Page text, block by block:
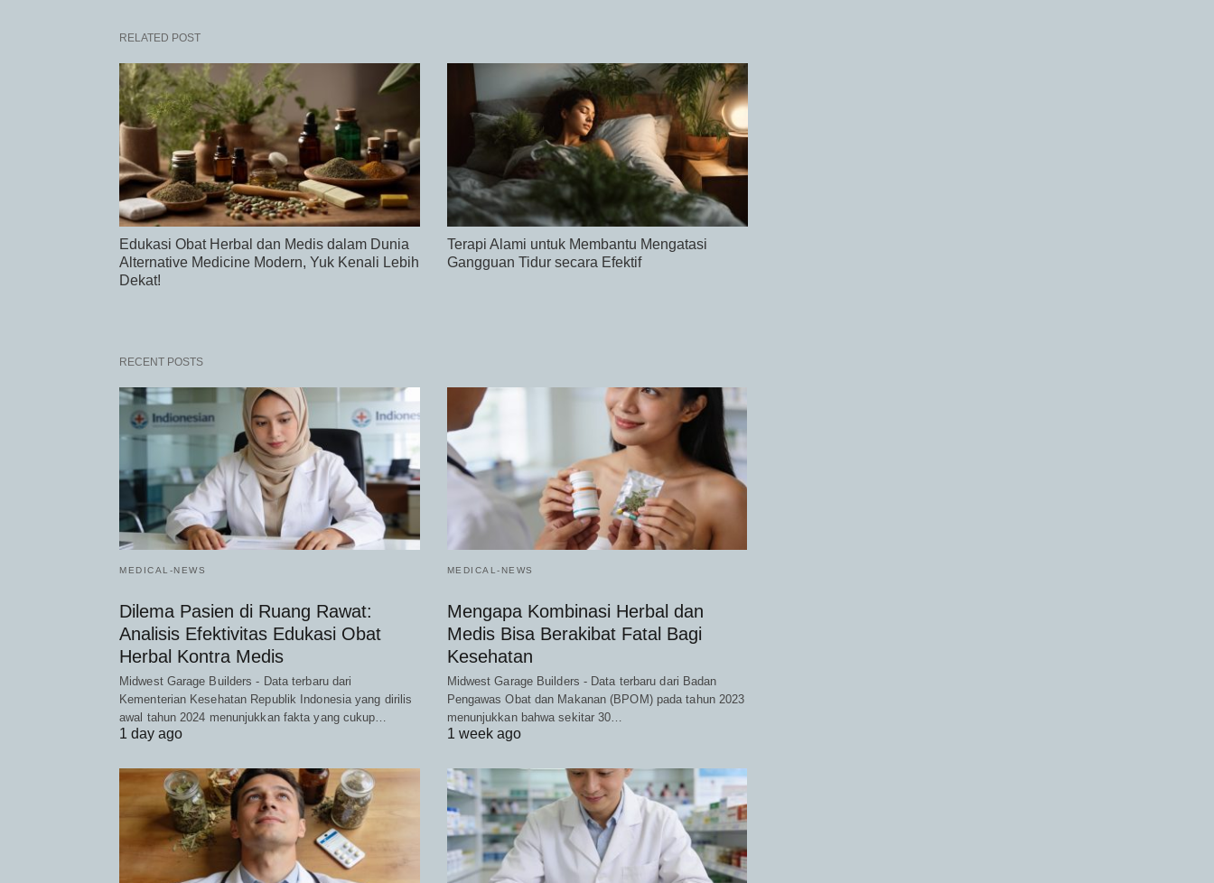
RELATED POST
Edukasi Obat Herbal dan Medis dalam Dunia
Alternative Medicine Modern, Yuk Kenali Lebih
Dekat!
Terapi Alami untuk Membantu Mengatasi
Gangguan Tidur secara Efektif
RECENT POSTS
MEDICAL-NEWS
Dilema Pasien di Ruang Rawat:
Analisis Efektivitas Edukasi Obat
Herbal Kontra Medis
Midwest Garage Builders - Data terbaru dari
Kementerian Kesehatan Republik Indonesia yang dirilis
awal tahun 2024 menunjukkan fakta yang cukup…
1 day ago
MEDICAL-NEWS
Mengapa Kombinasi Herbal dan
Medis Bisa Berakibat Fatal Bagi
Kesehatan
Midwest Garage Builders - Data terbaru dari Badan
Pengawas Obat dan Makanan (BPOM) pada tahun 2023
menunjukkan bahwa sekitar 30…
1 week ago